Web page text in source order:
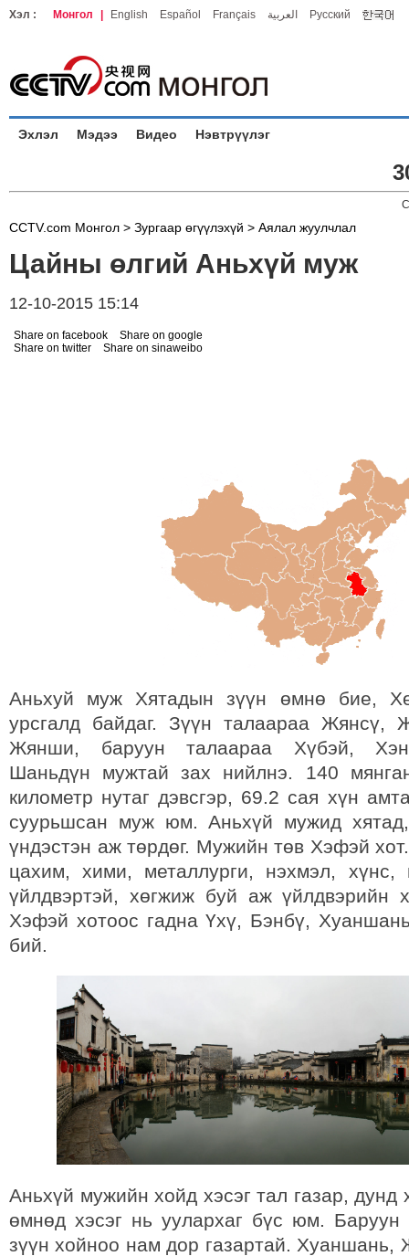
Хэл : Монгол English Español Français العربية Русский
Эхлэл Мэдээ Видео Нэвтрүүлэг
CCTV.com Монгол > Зургаар өгүүлэхүй > Аялал жуулчлал
Цайны өлгий Аньхүй муж
12-10-2015 15:14
Share on facebook
Share on google
Share on twitter
Share on sinaweibo
Аньхуй муж Хятадын зүүн өмнө бие,
урсгалд байдаг. Зүүн талаараа Жянсү,
Жянши, баруун талаараа Хүбэй,
Шаньдүн мужтай зах нийлнэ. 140
километр нутаг дэвсгэр, 69.2 сая хүн
суурьшсан муж юм. Аньхүй мужид
үндэстэн аж төрдөг. Мужийн төв Хэфэй
цахим, хими, металлурги, нэхмэл, хүнс,
үйлдвэртэй, хөгжиж буй аж үйлдвэрийн
Хэфэй хотоос гадна Үхү, Бэнбү, Хуаншань
бий.
Аньхүй мужийн хойд хэсэг тал газар, дунд
өмнөд хэсэг нь уулархаг бүс юм. Баруун
зүүн хойноо нам дор газартай. Хуаншань,